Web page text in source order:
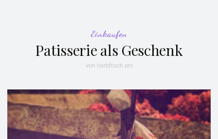
Einkaufen
Patisserie als Geschenk
von herbfrisch am